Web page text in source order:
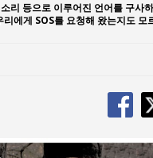
리 등으로 이루어진 언어를 구사
에게 SOS를 요청해 왔는지도